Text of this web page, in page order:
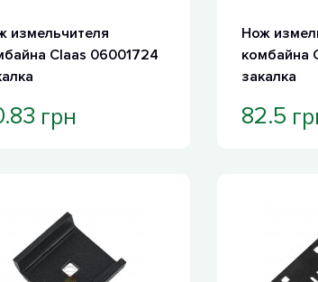
измельчителя
Claas 06001724
грн
Нож
комбайна
закалка
82.5